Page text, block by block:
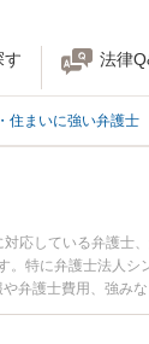
す 法律
住まいに強い弁護士
応している弁護士
特に弁護士法人
弁護士費用、強み
ルのトラブル解
談者さんにおすす